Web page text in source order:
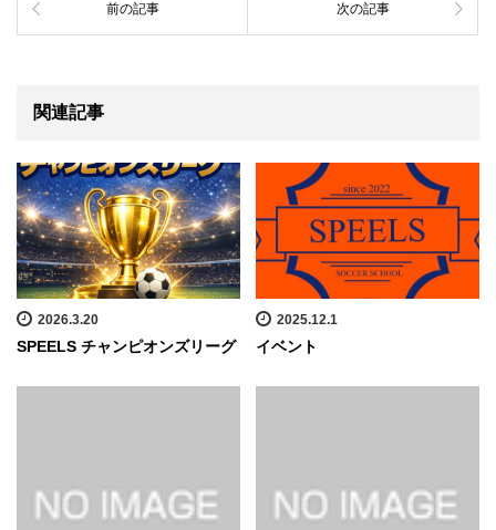
前の記事 次の記事
関連記事
2026.3.20
SPEELS チャンピオンズリーグ
2025.12.1
イベント